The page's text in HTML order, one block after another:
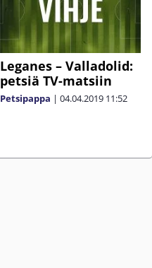
Leganes – Valladolid:
petsiä TV-matsiin
Petsipappa | 04.04.2019 11:52